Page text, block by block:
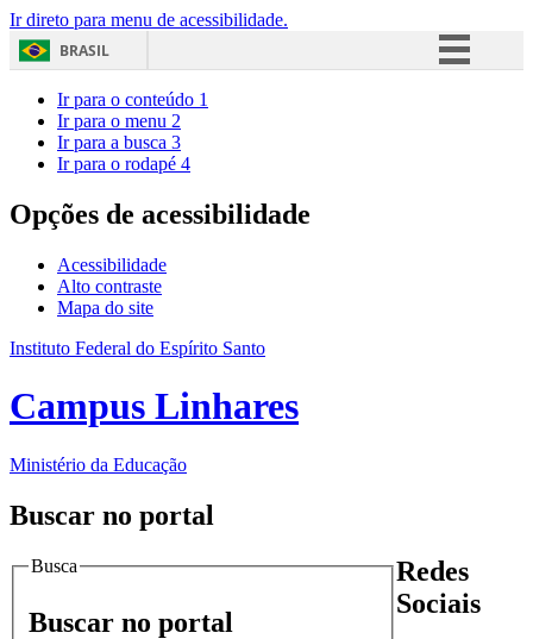
Ir direto para menu de acessibilidade.
BRASIL
Acesso à informação
Ir para o conteúdo 1
Ir para o menu 2
Ir para a busca 3
Ir para o rodapé 4
Opções de acessibilidade
Acessibilidade
Alto contraste
Mapa do site
Instituto Federal do Espírito Santo
Campus Linhares
Ministério da Educação
Buscar no portal
Busca
Buscar no portal
Redes
Sociais